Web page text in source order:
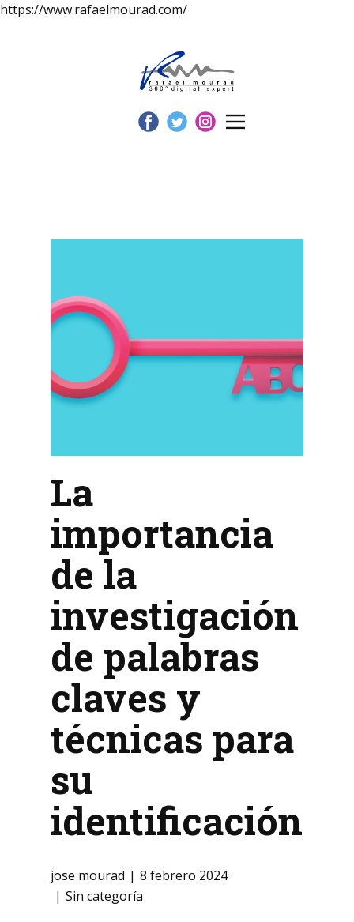
https://www.rafaelmourad.com/
La
importancia
de la
investigación
de palabras
claves y
técnicas para
su
identificación
jose mourad
8 febrero 2024
Sin categoría